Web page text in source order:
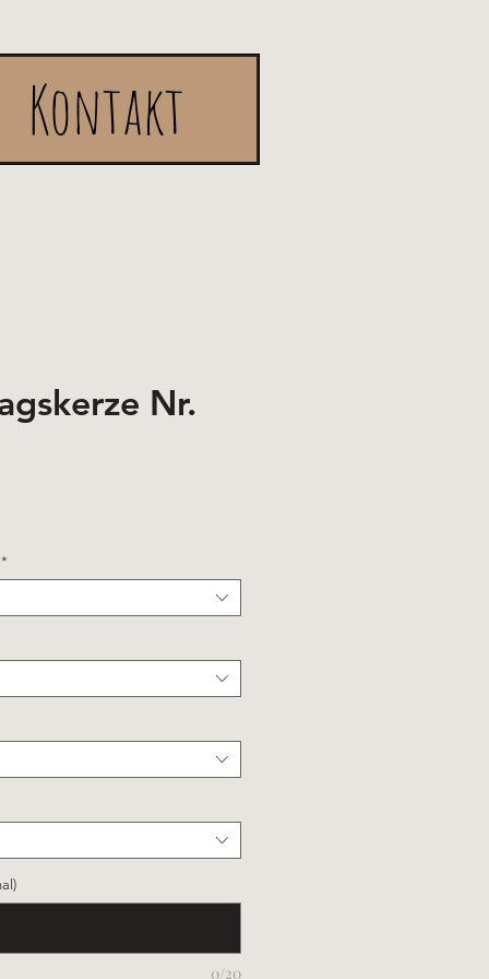
Kontakt
Nr.
*
0/20